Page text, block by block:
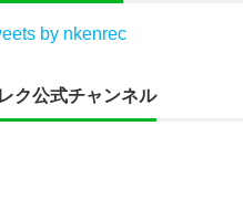
by nkenrec
ク公式チャンネル